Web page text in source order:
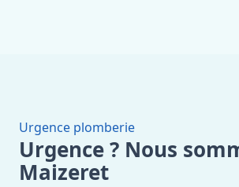
Urgence plomberie
Urgence ? Nous
Maizeret